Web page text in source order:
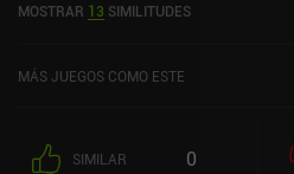
Google Play y de 4,4 sobre 5,0 en la
MOSTRAR 13 SIMILITUDES
MÁS JUEGOS COMO ESTE
SIMILAR 0